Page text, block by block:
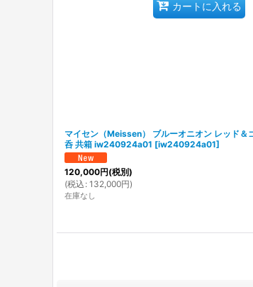
カートに入れる
マイセン（Meissen） ブルーオニオン レッド
呑 共箱 iw240924a01 [iw240924a01]
120,000円(税別)
(税込 : 132,000円)
在庫なし